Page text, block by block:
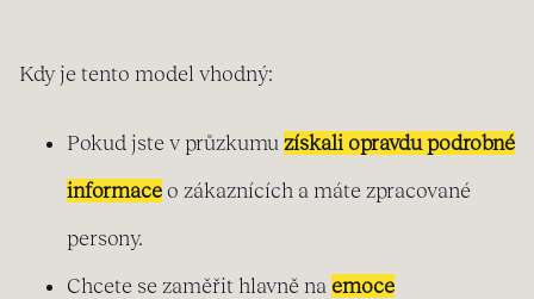
Kdy je tento model vhodný:
Pokud jste v průzkumu získali opravdu podrobné
informace o zákaznících a máte zpracované
persony.
Chcete se zaměřit hlavně na emoce